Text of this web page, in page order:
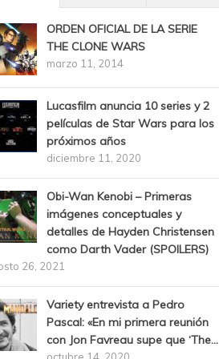
ORDEN OFICIAL DE LA SERIE
THE CLONE WARS
marzo 11, 2014
Lucasfilm anuncia 10 series y 2
películas de Star Wars para los
próximos años
diciembre 11, 2020
Obi-Wan Kenobi – Primeras
imágenes conceptuales y
detalles de Hayden Christensen
como Darth Vader (SPOILERS)
26, 2021
Variety entrevista a Pedro
Pascal: «En mi primera reunión
con Jon Favreau supe que ‘The...